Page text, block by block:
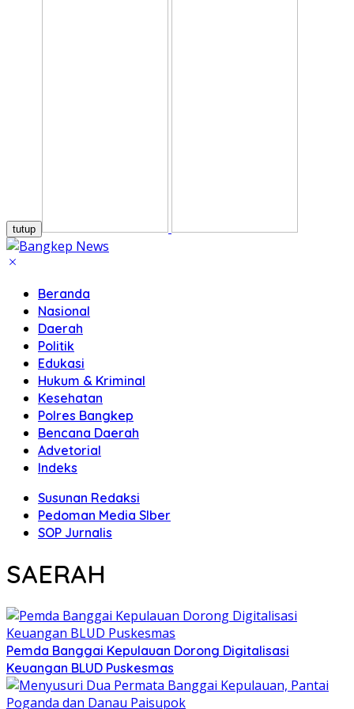
tutup
Beranda
Nasional
Daerah
Politik
Edukasi
Hukum & Kriminal
Kesehatan
Polres Bangkep
Bencana Daerah
Advetorial
Indeks
Susunan Redaksi
Pedoman Media SIber
SOP Jurnalis
SAERAH
Pemda Banggai Kepulauan Dorong Digitalisasi
Keuangan BLUD Puskesmas